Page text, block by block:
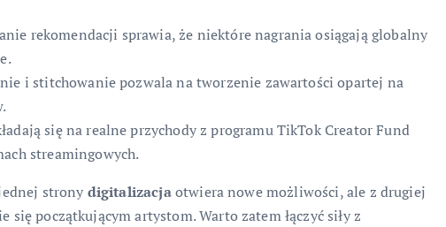
rekomendacji sprawia, że niektóre nagrania osiągają globalny
i stitchowanie pozwala na tworzenie zawartości opartej na
się na realne przychody z programu TikTok Creator Fund
streamingowych.
strony digitalizacjaotwiera nowe możliwości, ale z drugiej
początkującym artystom. Warto zatem łączyć siły z